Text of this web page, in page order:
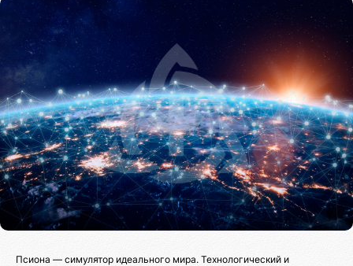
Псиона — симулятор идеального мира. Технологический и